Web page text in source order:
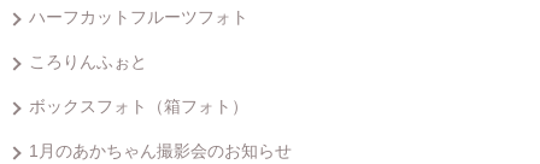
ハーフカットフルーツフォト
ころりんふぉと
ボックスフォト（箱フォト）
1月のあかちゃん撮影会のお知らせ